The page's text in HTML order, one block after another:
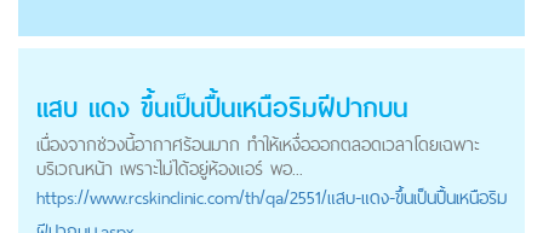
แสบ แดง ขึ้นเป็นปื้นเหนือริมฝีปากบน
เนื่องจากช่วงนี้อากาศร้อนมาก ทำให้เหงื่อออกตลอดเวลาโดยเฉพาะ
บริเวณหน้า เพราะไม่ได้อยู่ห้องแอร์ พอ...
https://www.rcskinclinic.com/th/qa/2551/แสบ-แดง-ขึ้นเป็นปื้นเหนือริม